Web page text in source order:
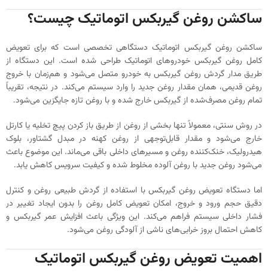
ساکشن روغن گیربکس اتوماتیک چیست؟
ساکشن روغن گیربکس اتوماتیک دستگاهی تخصصی است که برای تعویض
کامل روغن گیربکس خودروهای اتوماتیک طراحی شده است. این دستگاه از
طریق مدار گردش روغن گیربکس به خودرو متصل می‌شود و هم‌زمان با خروج
روغن قدیمی، همان مقدار روغن جدید را وارد سیستم می‌کند. در نتیجه، تقریباً
تمام روغن مصرف‌شده از گیربکس خارج شده و با روغن تازه جایگزین می‌شود.
در روش سنتی، معمولاً تنها بخشی از روغن از طریق باز کردن پیچ تخلیه یا کارتل
خارج می‌شود و مقدار قابل‌توجهی از روغن کهنه در مبدل گشتاور، بلوک
هیدرولیک، خنک‌کننده روغن و مسیرهای داخلی باقی می‌ماند. این موضوع باعث
می‌شود روغن جدید با روغن آلوده مخلوط شده و کیفیت سرویس کاهش یابد.
اما دستگاه تعویض روغن گیربکس با استفاده از گردش طبیعی روغن و کنترل
دقیق حجم ورود و خروج، امکان تعویض کامل روغن را بدون ایجاد تغییر در
فشار داخلی سیستم فراهم می‌کند. این ویژگی باعث افزایش عمر گیربکس و
کاهش احتمال بروز خرابی‌های ناشی از آلودگی روغن می‌شود.
اهمیت تعویض روغن گیربکس اتوماتیک